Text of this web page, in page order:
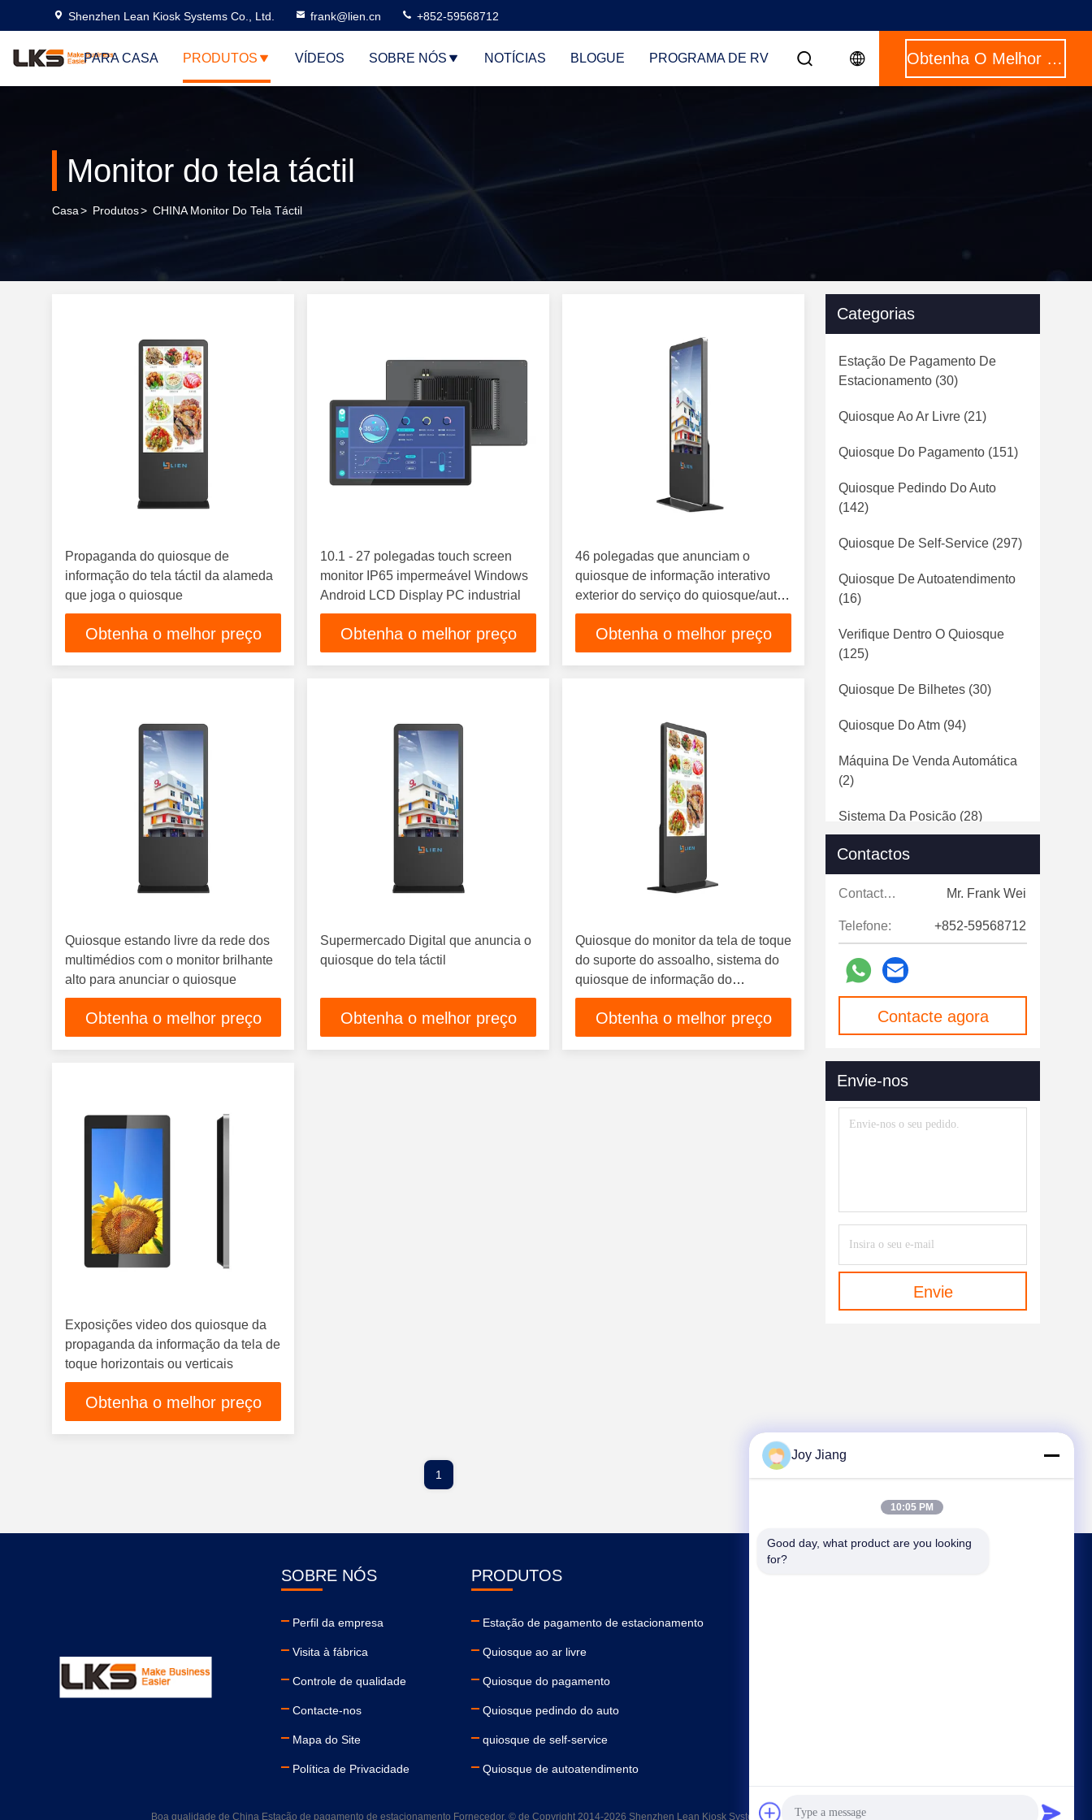
Shenzhen Lean Kiosk Systems Co., Ltd. frank@lien.cn +852-59568712
PARA CASA PRODUTOS VÍDEOS SOBRE NÓS NOTÍCIAS BLOGUE PROGRAMA DE RV Obtenha O Melhor Preço
Monitor do tela táctil
Casa> Produtos> CHINA Monitor Do Tela Táctil
Propaganda do quiosque de
informação do tela táctil da alameda
que joga o quiosque
Obtenha o melhor preço
10.1 - 27 polegadas touch screen
monitor IP65 impermeável Windows
Android LCD Display PC industrial
Obtenha o melhor preço
46 polegadas que anunciam o
quiosque de informação interativo
exterior do serviço do quiosque/auto
do tela táctil
Obtenha o melhor preço
Quiosque estando livre da rede dos
multimédios com o monitor brilhante
alto para anunciar o quiosque
Obtenha o melhor preço
Supermercado Digital que anuncia o
quiosque do tela táctil
Obtenha o melhor preço
Quiosque do monitor da tela de toque
do suporte do assoalho, sistema do
quiosque de informação do
computador
Obtenha o melhor preço
Exposições video dos quiosque da
propaganda da informação da tela de
toque horizontais ou verticais
Obtenha o melhor preço
Categorias
Estação De Pagamento De
Estacionamento (30)
Quiosque Ao Ar Livre (21)
Quiosque Do Pagamento (151)
Quiosque Pedindo Do Auto
(142)
Quiosque De Self-Service (297)
Quiosque De Autoatendimento
(16)
Verifique Dentro O Quiosque
(125)
Quiosque De Bilhetes (30)
Quiosque Do Atm (94)
Máquina De Venda Automática
(2)
Sistema Da Posição (28)
Quiosque De Impressão
Fotográfica(29)
Sinalização Digital(124)
Portas De Velocidade
Contactos
Contactos: Mr. Frank Wei
Telefone: +852-59568712
Contacte agora
Envie-nos
Envie
1
SOBRE NÓS
Perfil da empresa
Visita à fábrica
Controle de qualidade
Contacte-nos
Mapa do Site
Política de Privacidade
PRODUTOS
Estação de pagamento de estacionamento
Quiosque ao ar livre
Quiosque do pagamento
Quiosque pedindo do auto
quiosque de self-service
Quiosque de autoatendimento
Boa qualidade de China Estação de pagamento de estacionamento Fornecedor. © de Copyright 2014-2026 Shenzhen Lean Kiosk Systems Co., Ltd. . Todos os direitos reservados.
Joy Jiang
10:05 PM
Good day, what product are you looking
for?